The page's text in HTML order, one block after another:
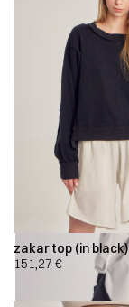
zakar top (in black)
151,27 €